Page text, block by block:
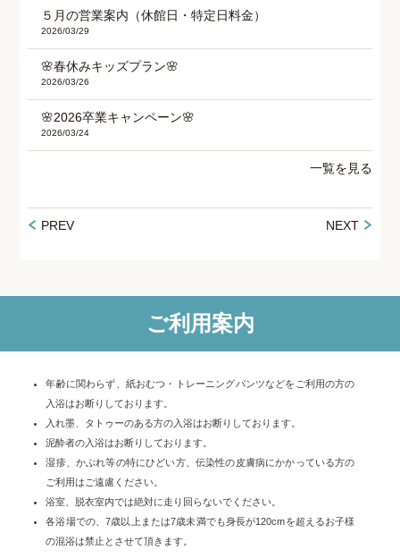
５月の営業案内（休館日・特定日料金）
2026/03/29
🌸春休みキッズプラン🌸
2026/03/26
🌸2026卒業キャンペーン🌸
2026/03/24
一覧を見る
PREV NEXT
ご利用案内
年齢に関わらず、紙おむつ・トレーニングパンツなどをご利用の方の
入浴はお断りしております。
入れ墨、タトゥーのある方の入浴はお断りしております。
泥酔者の入浴はお断りしております。
湿疹、かぶれ等の特にひどい方、伝染性の皮膚病にかかっている方の
ご利用はご遠慮ください。
浴室、脱衣室内では絶対に走り回らないでください。
各浴場での、7歳以上または7歳未満でも身長が120cmを超えるお子様
の混浴は禁止とさせて頂きます。